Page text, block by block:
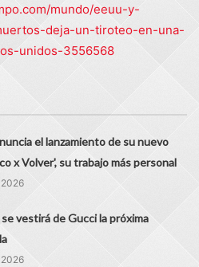
mundo/eeuu-y-
deja-un-tiroteo-en-una-
unidos-3556568
el lanzamiento de su nuevo
x Volver', su trabajo más personal
vestirá de Gucci la próxima